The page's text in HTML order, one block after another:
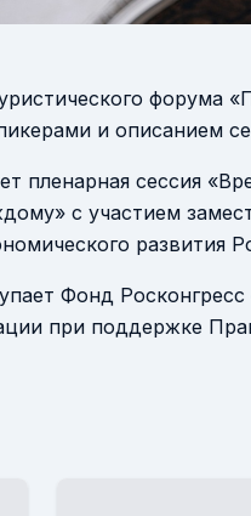
форума
и описанием
пленарная сессия
с участием
развития
Фонд
при поддержке